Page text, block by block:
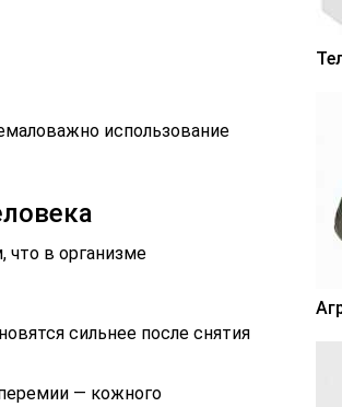
использование
что в организме
сильнее после снятия
— кожного